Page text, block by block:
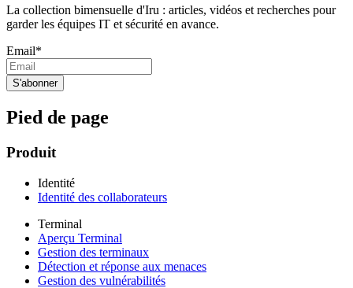
La collection bimensuelle d'Iru : articles, vidéos et recherches pour
garder les équipes IT et sécurité en avance.
Email*
Pied de page
Produit
Identité
Identité des collaborateurs
Terminal
Aperçu Terminal
Gestion des terminaux
Détection et réponse aux menaces
Gestion des vulnérabilités